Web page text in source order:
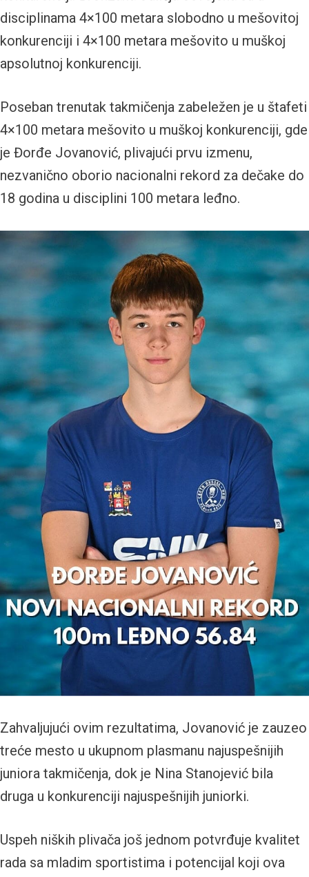
disciplinama 4×100 metara slobodno u mešovitoj
konkurenciji i 4×100 metara mešovito u muškoj
apsolutnoj konkurenciji.
Poseban trenutak takmičenja zabeležen je u štafeti
4×100 metara mešovito u muškoj konkurenciji, gde
je Đorđe Jovanović, plivajući prvu izmenu,
nezvanično oborio nacionalni rekord za dečake do
18 godina u disciplini 100 metara leđno.
Zahvaljujući ovim rezultatima, Jovanović je zauzeo
treće mesto u ukupnom plasmanu najuspešnijih
juniora takmičenja, dok je Nina Stanojević bila
druga u konkurenciji najuspešnijih juniorki.
Uspeh niških plivača još jednom potvrđuje kvalitet
rada sa mladim sportistima i potencijal koji ova